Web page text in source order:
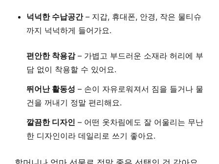
넉넉한 수납공간– 지갑, 휴대폰, 안경, 작은 물티슈
까지 넉넉하게 들어가요.
편안한 착용감– 가볍고 부드러운 소재라 허리에 부
담 없이 착용할 수 있어요.
뛰어난 활동성 – 손이 자유로워져서 짐을 들거나 물
건을 꺼내기 정말 편리해요.
깔끔한 디자인 – 어떤 옷차림에도 잘 어울리는 무난
한 디자인이라 데일리로 쓰기 좋아요.